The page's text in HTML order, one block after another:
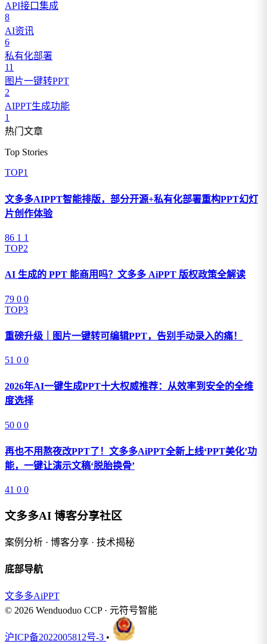
API接口集成
8
AI资讯
6
私有化部署
11
图片一键转PPT
2
AIPPT生成功能
1
热门文章
Top Stories
TOP1
文多多AIPPT智能排版，部分开源+私有化部署重构PPT幻灯
片创作体验
86 1 1
TOP2
AI 生成的 PPT 能商用吗？文多多 AiPPT 版权政策全解读
79 0 0
TOP3
重磅升级｜图片一键转可编辑PPT，告别手动录入的痛！
51 0 0
2026年AI一键生成PPT十大权威推荐：从效率到安全的全维
度选择
50 0 0
再也不用熬夜改PPT了！文多多AiPPT全新上线‘PPT美化’功
能，一键让演示文稿‘脱胎换骨’
41 0 0
文多多AI 博客分享社区
案例分析 · 博客分享 · 技术揭秘
底部导航
文多多AiPPT
© 2026 Wenduoduo CCP · 元符号智能
沪ICP备2022005812号-3 •